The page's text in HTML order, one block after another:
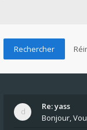
Re: yass
Bonjour,